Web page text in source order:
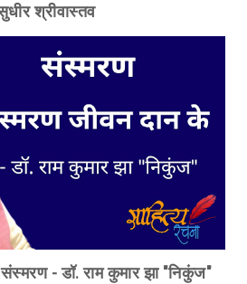
श्रीवास्तव
- डॉ. राम कुमार झा "निकुंज"